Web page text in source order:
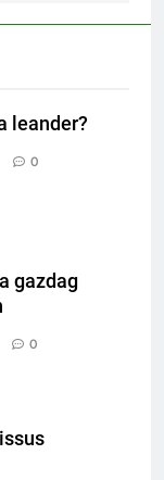
leander?
0
gazdag
0